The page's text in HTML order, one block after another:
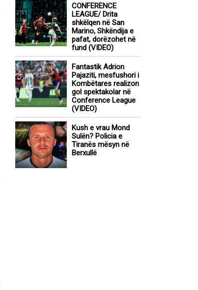
CONFERENCE
LEAGUE/ Drita
shkëlqen në San
Marino, Shkëndija e
pafat, dorëzohet në
fund (VIDEO)
Fantastik Adrion
Pajaziti, mesfushori i
Kombëtares realizon
gol spektakolar në
Conference League
(VIDEO)
Kush e vrau Mond
Sulën? Policia e
Tiranës mësyn në
Berxullë